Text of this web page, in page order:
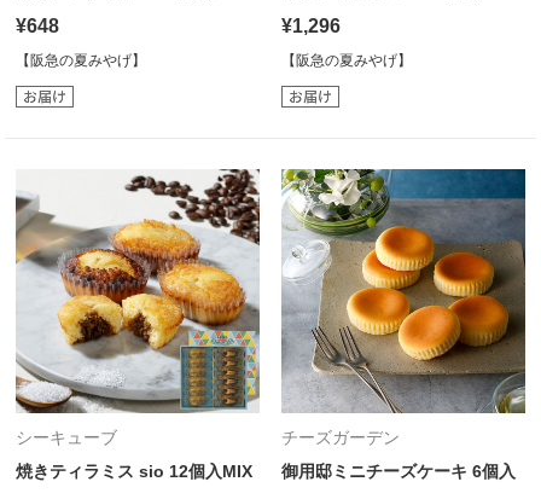
¥648
【阪急の夏みやげ】
¥1,296
【阪急の夏みやげ】
シーキューブ
焼きティラミス sio 12個入MIX
チーズガーデン
御用邸ミニチーズケーキ 6個入